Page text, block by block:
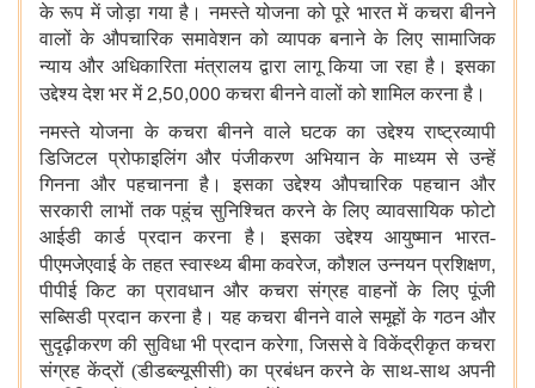
के रूप में जोड़ा गया है। नमस्ते योजना को पूरे भारत में कचरा बीनने
वालों के औपचारिक समावेशन को व्यापक बनाने के लिए सामाजिक
न्याय और अधिकारिता मंत्रालय द्वारा लागू किया जा रहा है। इसका
उद्देश्य देश भर में2,50,000कचरा बीनने वालों को शामिल करना है।
नमस्ते योजना के कचरा बीनने वाले घटक का उद्देश्य राष्ट्रव्यापी
डिजिटल प्रोफाइलिंग और पंजीकरण अभियान के माध्यम से उन्हें
गिनना और पहचानना है। इसका उद्देश्य औपचारिक पहचान और
सरकारी लाभों तक पहुंच सुनिश्चित करने के लिए व्यावसायिक फोटो
आईडी कार्ड प्रदान करना है। इसका उद्देश्य आयुष्मान भारत-
पीएमजेएवाई के तहत स्वास्थ्य बीमा कवरेज,कौशल उन्नयन प्रशिक्षण,
पीपीई किट का प्रावधान और कचरा संग्रह वाहनों के लिए पूंजी
सब्सिडी प्रदान करना है। यह कचरा बीनने वाले समूहों के गठन और
सुदृढ़ीकरण की सुविधा भी प्रदान करेगा,जिससे वे विकेंद्रीकृत कचरा
संग्रह केंद्रों (डीडब्ल्यूसीसी) का प्रबंधन करने के साथ-साथ अपनी